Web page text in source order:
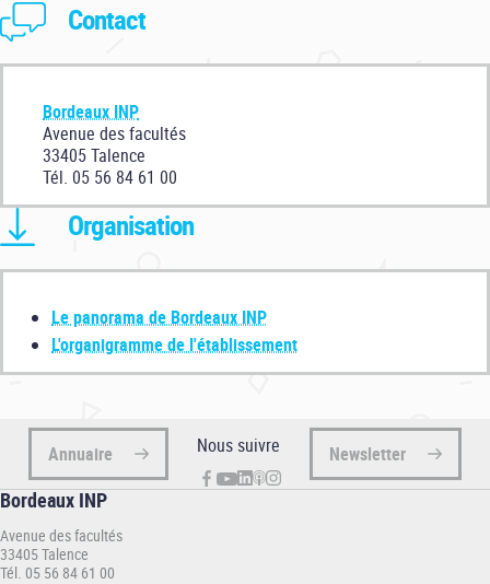
Contact
Bordeaux INP
Avenue des facultés
33405 Talence
Tél. 05 56 84 61 00
Organisation
Le panorama de Bordeaux INP
L'organigramme de l'établissement
Annuaire Nous suivre Newsletter
Bordeaux INP
Avenue des facultés
33405 Talence
Tél. 05 56 84 61 00